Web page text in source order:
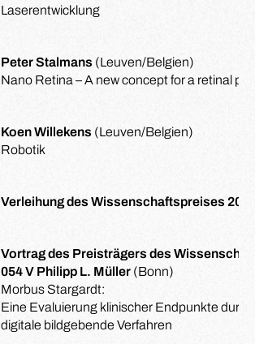
Laserentwicklung
Peter Stalmans (Leuven/Belgien)
Nano Retina – A new concept for a retinal
Koen Willekens (Leuven/Belgien)
Robotik
Verleihung des Wissenschaftspreises
Vortrag des Preisträgers des
054 V Philipp L. Müller (Bonn)
Morbus Stargardt:
Eine Evaluierung klinischer Endpunkte
digitale bildgebende Verfahren